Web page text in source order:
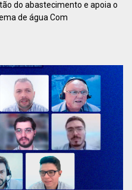
do abastecimento e apoia o
de água Com